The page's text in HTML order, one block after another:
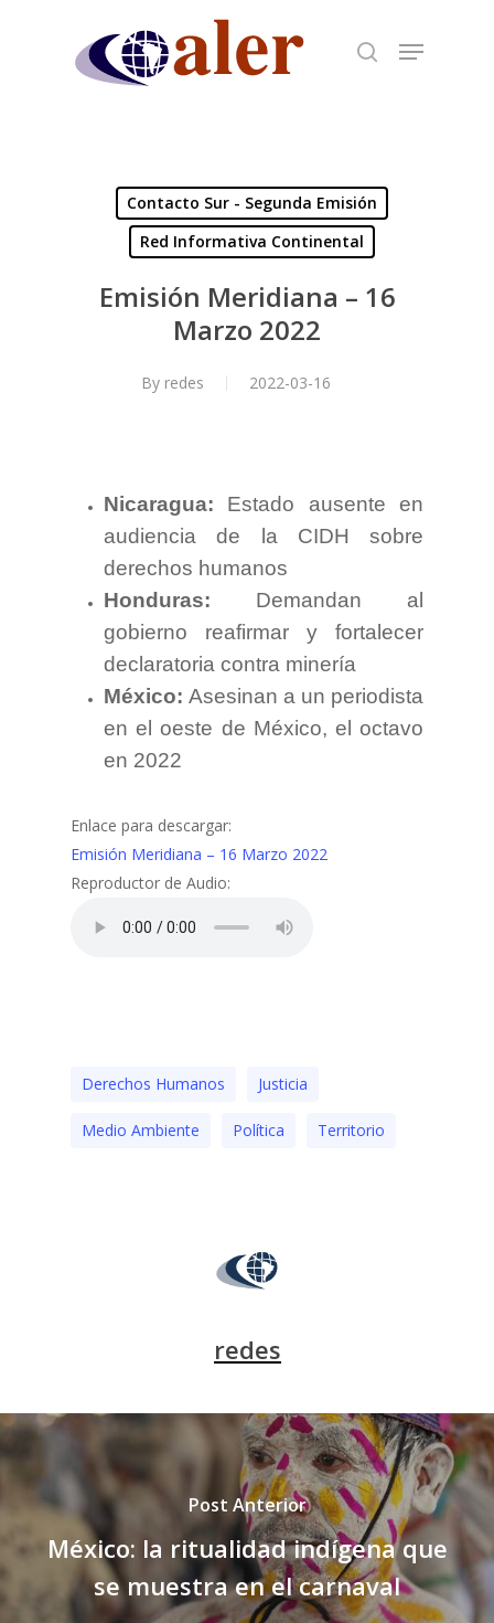
Contacto Sur - Segunda Emisión
Red Informativa Continental
Emisión Meridiana – 16
Marzo 2022
By redes 2022-03-16
Nicaragua: Estado ausente en
audiencia de la CIDH sobre
derechos humanos
Honduras: Demandan al
gobierno reafirmar y fortalecer
declaratoria contra minería
México: Asesinan a un periodista
en el oeste de México, el octavo
en 2022
Enlace para descargar:
Emisión Meridiana – 16 Marzo 2022
Reproductor de Audio:
Derechos Humanos Justicia
Medio Ambiente Polí­tica Territorio
redes
Post Anterior
México: la ritualidad indígena que
se muestra en el carnaval